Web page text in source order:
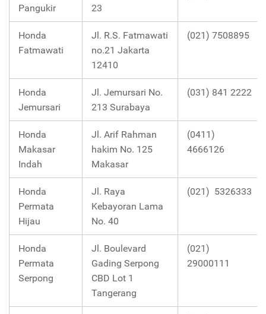
Pangukir
23
Honda
Fatmawati
Jl. R.S. Fatmawati
no.21 Jakarta
12410
(021) 7508895
Honda
Jemursari
Jl. Jemursari No.
213 Surabaya
(031) 841 2222
Honda
Makasar
Indah
Jl. Arif Rahman
hakim No. 125
Makasar
(0411)
4666126
Honda
Permata
Hijau
Jl. Raya
Kebayoran Lama
No. 40
(021) 5326333
Honda
Permata
Serpong
Jl. Boulevard
Gading Serpong
CBD Lot 1
Tangerang
(021)
29000111